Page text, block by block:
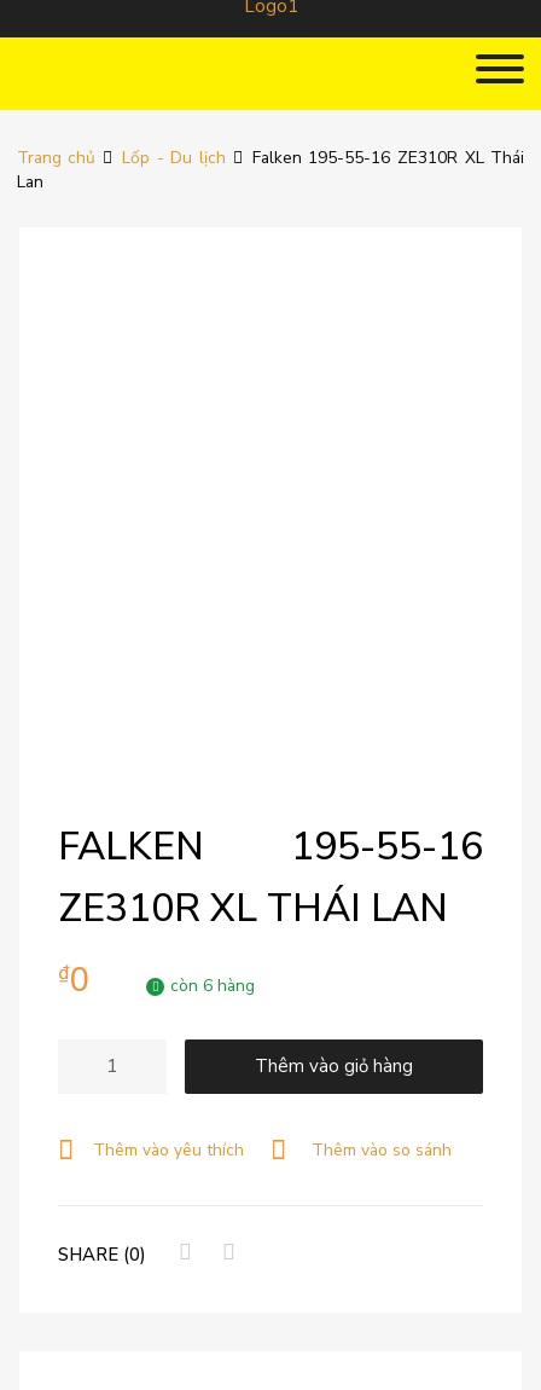
Trang chủ Lốp - Du lịch
Falken 195-55-16 ZE310R XL Thái
Lan
FALKEN 195-55-16
ZE310R XL THÁI LAN
₫0 còn 6 hàng
Thêm vào giỏ hàng
Thêm vào so sánh
Thêm vào yêu thích
SHARE (0)